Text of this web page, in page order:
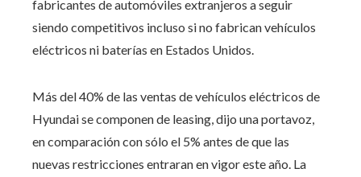
fabricantes de automóviles extranjeros a seguir
siendo competitivos incluso si no fabrican vehículos
eléctricos ni baterías en Estados Unidos.
Más del 40% de las ventas de vehículos eléctricos de
Hyundai se componen de leasing, dijo una portavoz,
en comparación con sólo el 5% antes de que las
nuevas restricciones entraran en vigor este año. La